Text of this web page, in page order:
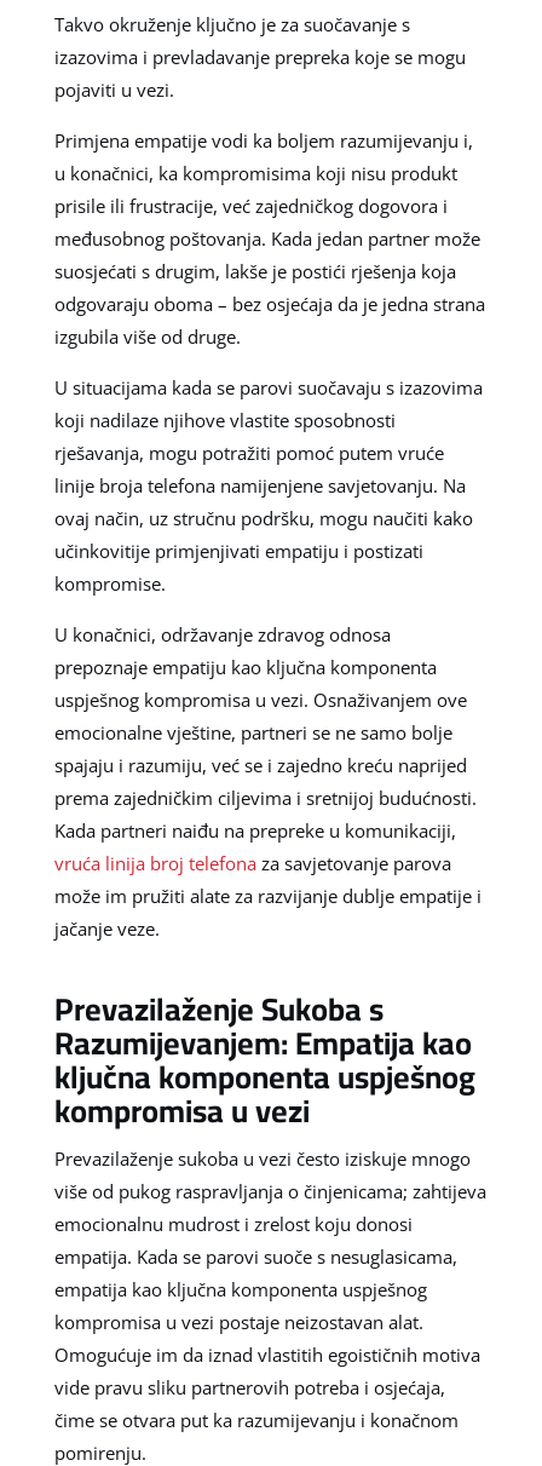
Takvo okruženje ključno je za suočavanje s
izazovima i prevladavanje prepreka koje se mogu
pojaviti u vezi.
Primjena empatije vodi ka boljem razumijevanju i,
u konačnici, ka kompromisima koji nisu produkt
prisile ili frustracije, već zajedničkog dogovora i
međusobnog poštovanja. Kada jedan partner može
suosjećati s drugim, lakše je postići rješenja koja
odgovaraju oboma – bez osjećaja da je jedna strana
izgubila više od druge.
U situacijama kada se parovi suočavaju s izazovima
koji nadilaze njihove vlastite sposobnosti
rješavanja, mogu potražiti pomoć putem vruće
linije broja telefona namijenjene savjetovanju. Na
ovaj način, uz stručnu podršku, mogu naučiti kako
učinkovitije primjenjivati empatiju i postizati
kompromise.
U konačnici, održavanje zdravog odnosa
prepoznaje empatiju kao ključna komponenta
uspješnog kompromisa u vezi. Osnaživanjem ove
emocionalne vještine, partneri se ne samo bolje
spajaju i razumiju, već se i zajedno kreću naprijed
prema zajedničkim ciljevima i sretnijoj budućnosti.
Kada partneri naiđu na prepreke u komunikaciji,
vruća linija broj telefonaza savjetovanje parova
može im pružiti alate za razvijanje dublje empatije i
jačanje veze.
Prevazilaženje Sukoba s
Razumijevanjem: Empatija kao
ključna komponenta uspješnog
kompromisa u vezi
Prevazilaženje sukoba u vezi često iziskuje mnogo
više od pukog raspravljanja o činjenicama; zahtijeva
emocionalnu mudrost i zrelost koju donosi
empatija. Kada se parovi suoče s nesuglasicama,
empatija kao ključna komponenta uspješnog
kompromisa u vezi postaje neizostavan alat.
Omogućuje im da iznad vlastitih egoističnih motiva
vide pravu sliku partnerovih potreba i osjećaja,
čime se otvara put ka razumijevanju i konačnom
pomirenju.